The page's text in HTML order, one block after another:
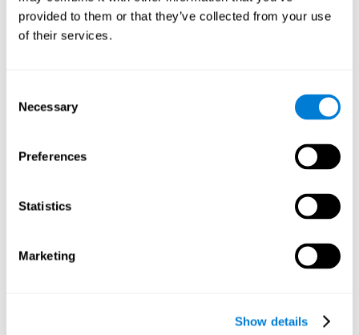
provided to them or that they’ve collected from your use
of their services.
Selection
Necessary
Preferences
Statistics
Marketing
Show details
nuestro día a día que requieran de esta capacidad cognitiva,
como distinguir las diferentes letras en un texto.
En este juego de entrenamiento
cerebral el tiempo es limitado, por lo que deberemos ser
panel cambia cada vez que combinamos un grupo de
estímulos iguales, por lo que tenemos que procesar
constantemente una gran cantidad de datos cambiantes. Al
estimular nuestra velocidad de procesamiento. Al
, sería posible reducir el
velocidad de procesamiento al pensar una respuesta para